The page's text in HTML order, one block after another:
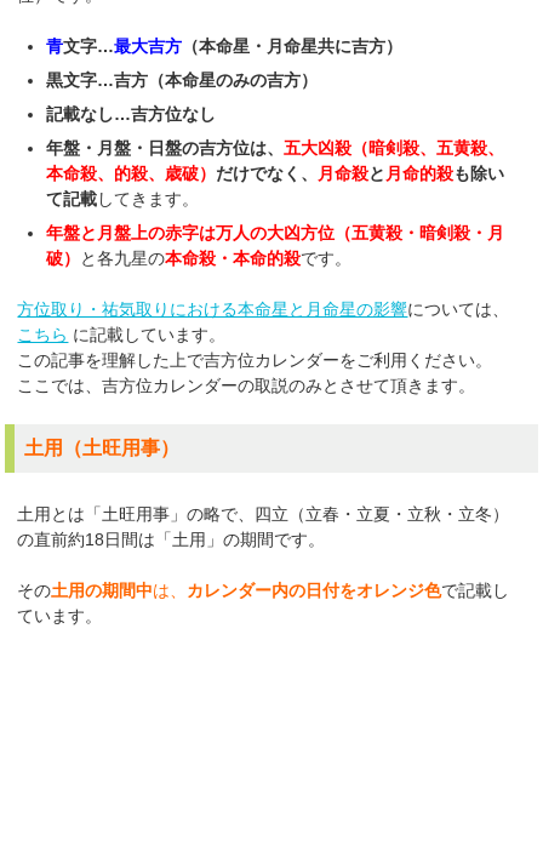
青文字…最大吉方 （本命星・月命星共に吉方）
黒文字…吉方（本命星のみの吉方）
記載なし…吉方位なし
年盤・月盤・日盤の吉方位は、五大凶殺（暗剣殺、五黄殺、
本命殺、的殺、歳破） だけでなく、 月命殺と 月命的殺も除い
て記載してきます。
年盤と月盤上の赤字は万人の大凶方位（五黄殺・暗剣殺・月
破）
と各九星の本命殺・本命的殺です。
方位取り・祐気取りにおける本命星と月命星の影響については、
こちら に記載しています。
この記事を理解した上で吉方位カレンダーをご利用ください。
ここでは、吉方位カレンダーの取説のみとさせて頂きます。
土用（土旺用事）
土用とは「土旺用事」の略で、四立（立春・立夏・立秋・立冬）
の直前約18日間は「土用」の期間です。
その土用の期間中は、 カレンダー内の日付をオレンジ色で記載し
ています。